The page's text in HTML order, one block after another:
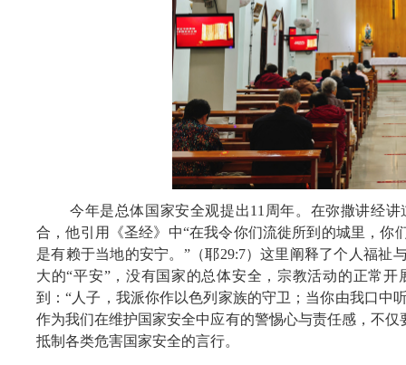
今年是总体国家安全观提出11周年。在弥撒讲经
合，他引用《圣经》中“在我令你们流徙所到的城里，
是有赖于当地的安宁。”（耶29:7）这里阐释了个人福
大的“平安”，没有国家的总体安全，宗教活动的正常
到：“人子，我派你作以色列家族的守卫；当你由我口中
作为我们在维护国家安全中应有的警惕心与责任感，不
抵制各类危害国家安全的言行。